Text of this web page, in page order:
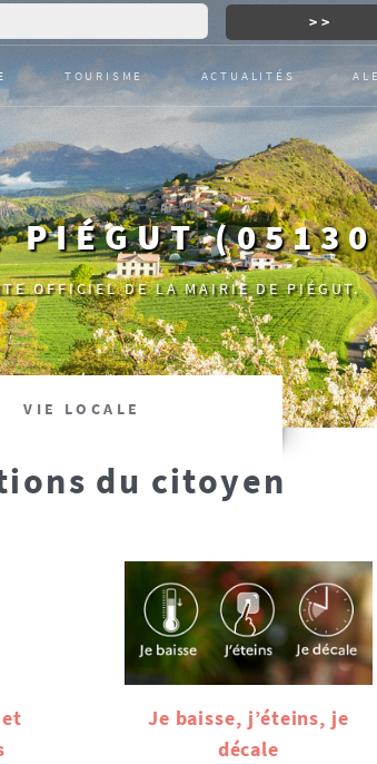
PIÉGUT
OFFICIEL DE LA MAIRIE DE PIÉGUT.
TOURISME ACTUALITÉS
VIE LOCALE
du citoyen
Je baisse, j’éteins, je
décale